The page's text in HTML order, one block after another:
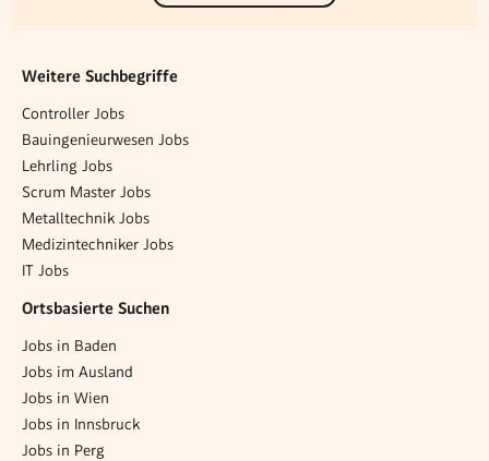
Weitere Suchbegriffe
Controller Jobs
Bauingenieurwesen Jobs
Lehrling Jobs
Scrum Master Jobs
Metalltechnik Jobs
Medizintechniker Jobs
IT Jobs
Ortsbasierte Suchen
Jobs in Baden
Jobs im Ausland
Jobs in Wien
Jobs in Innsbruck
Jobs in Perg